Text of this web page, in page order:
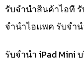
รับจำนำสินค้าไอที
จำนำไอแพค รับจำ
รับจำนำ iPad Mini